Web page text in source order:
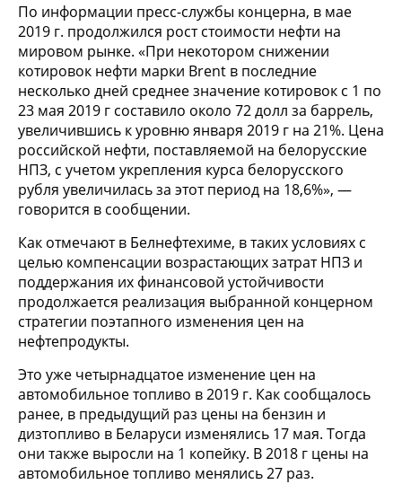
По информации пресс-службы концерна, в мае
2019 г. продолжился рост стоимости нефти на
мировом рынке. «При некотором снижении
котировок нефти марки Brent в последние
несколько дней среднее значение котировок с 1 по
23 мая 2019 г составило около 72 долл за баррель,
увеличившись к уровню января 2019 г на 21%. Цена
российской нефти, поставляемой на белорусские
НПЗ, с учетом укрепления курса белорусского
рубля увеличилась за этот период на 18,6%», —
говорится в сообщении.
Как отмечают в Белнефтехиме, в таких условиях с
целью компенсации возрастающих затрат НПЗ и
поддержания их финансовой устойчивости
продолжается реализация выбранной концерном
стратегии поэтапного изменения цен на
нефтепродукты.
Это уже четырнадцатое изменение цен на
автомобильное топливо в 2019 г. Как сообщалось
ранее, в предыдущий раз цены на бензин и
дизтопливо в Беларуси изменялись 17 мая. Тогда
они также выросли на 1 копейку. В 2018 г цены на
автомобильное топливо менялись 27 раз.